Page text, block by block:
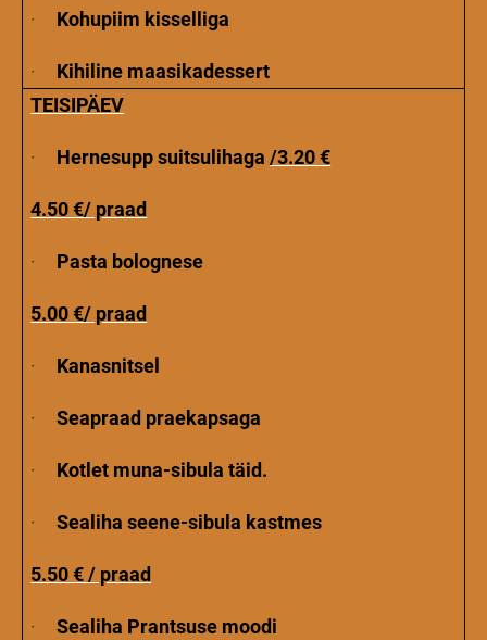
· Kohupiim kisselliga
· Kihiline maasikadessert
TEISIPÄEV
· Hernesupp suitsulihaga/3.20 €
4.50 €/ praad
· Pasta bolognese
5.00 €/ praad
· Kanasnitsel
·Seapraad praekapsaga
· Kotlet muna-sibula täid.
·Sealiha seene-sibula kastmes
5.50 € / praad
·Sealiha Prantsuse moodi